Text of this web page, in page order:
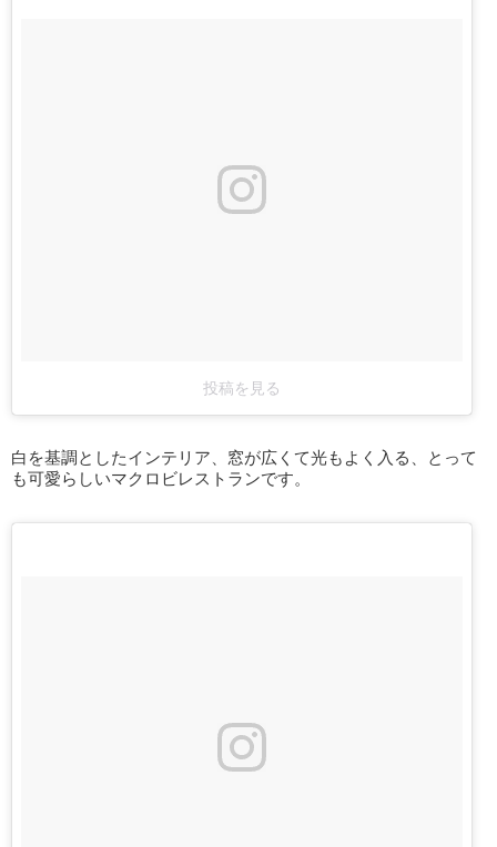
投稿を見る
白を基調としたインテリア、窓が広くて光もよく入る、とって
も可愛らしいマクロビレストランです。